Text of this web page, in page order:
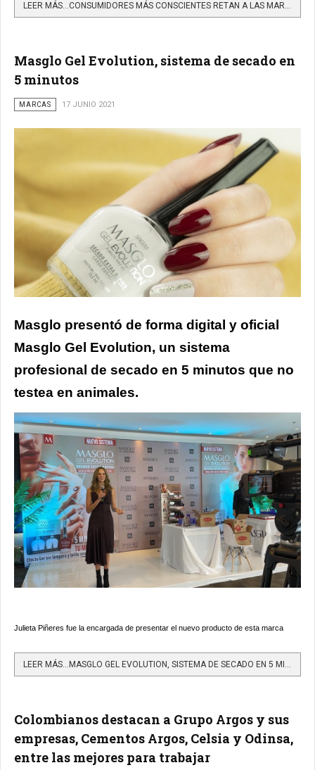
LEER MÁS…CONSUMIDORES MÁS CONSCIENTES RETAN A LAS MARCAS A SER MÁS SOSTENIBLES
Masglo Gel Evolution, sistema de secado en
5 minutos
MARCAS 17 JUNIO 2021
Masglo presentó de forma digital y oficial
Masglo Gel Evolution, un sistema
profesional de secado en 5 minutos que no
testea en animales.
Julieta Piñeres fue la encargada de presentar el nuevo producto de esta marca
LEER MÁS…MASGLO GEL EVOLUTION, SISTEMA DE SECADO EN 5 MINUTOS
Colombianos destacan a Grupo Argos y sus
empresas, Cementos Argos, Celsia y Odinsa,
entre las mejores para trabajar